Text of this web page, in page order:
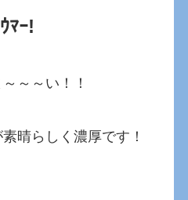
ﾏｰ!
～～い！！
晴らしく濃厚です！